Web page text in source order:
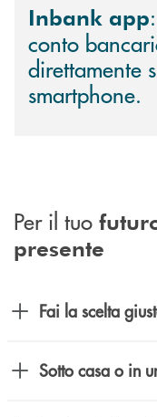
Inbank app
conto
direttamente
smartphone.
Per il tuo
presente
Fai la scelta
Sotto casa o in